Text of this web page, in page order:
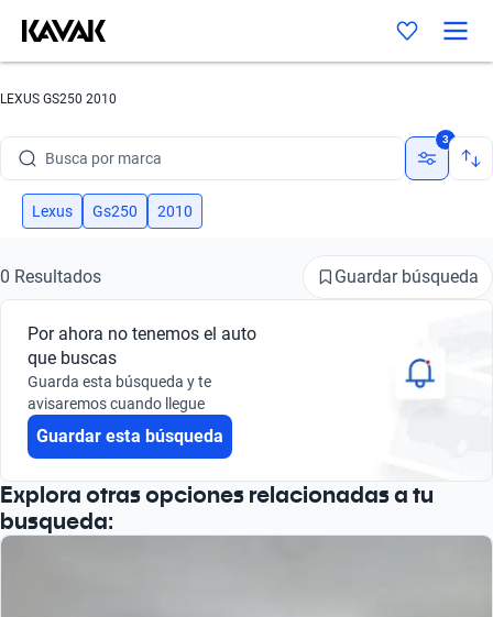
LEXUS GS250 2010
Busca por marca
Busca por modelo
Busca por año
Busca por marca
Busca por modelo
Busca por año
3
Lexus Gs250 2010
0 Resultados Guardar búsqueda
Por ahora no tenemos el auto
que buscas
Guarda esta búsqueda y te
avisaremos cuando llegue
Guardar esta búsqueda
Explora otras opciones relacionadas a tu
busqueda: